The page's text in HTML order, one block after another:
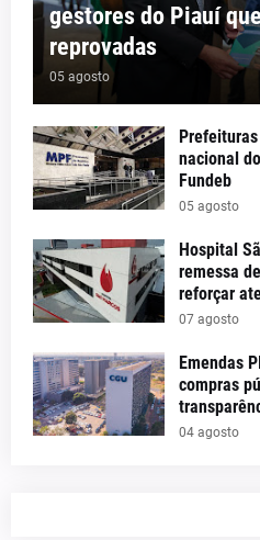
gestores do Piauí
reprovadas
05 agosto
nacional
Fundeb
05 agosto
Hospital
remessa
reforçar
07 agosto
Emendas
compras
04 agosto